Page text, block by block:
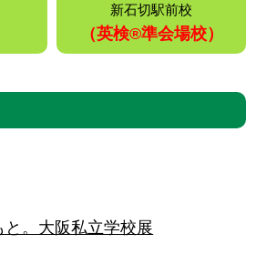
新石切駅前校
（英検®️準会場校）
。大阪私立学校展